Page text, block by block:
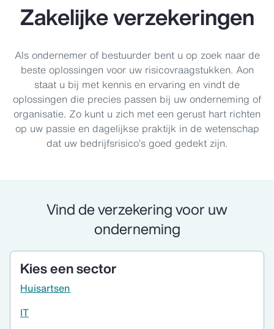
Zakelijke verzekeringen
Als ondernemer of bestuurder bent u op zoek naar de
beste oplossingen voor uw risicovraagstukken. Aon
staat u bij met kennis en ervaring en vindt de
oplossingen die precies passen bij uw onderneming of
organisatie. Zo kunt u zich met een gerust hart richten
op uw passie en dagelijkse praktijk in de wetenschap
dat uw bedrijfsrisico’s goed gedekt zijn.
Vind de verzekering voor uw
onderneming
Kies een sector
Huisartsen
IT